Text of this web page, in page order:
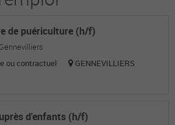
de puériculture (h/f)
ou contractuel
GENNEVILLIERS
d'enfants (h/f)